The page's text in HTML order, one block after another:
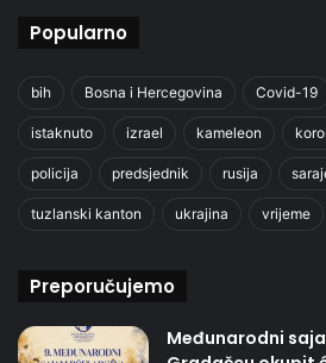
Popularno
bih Bosna i Hercegovina Covid-19
istaknuto izrael kameleon
policija predsjednik rusija
tuzlanski kanton ukrajina vrijeme
Preporučujemo
Međunarodni